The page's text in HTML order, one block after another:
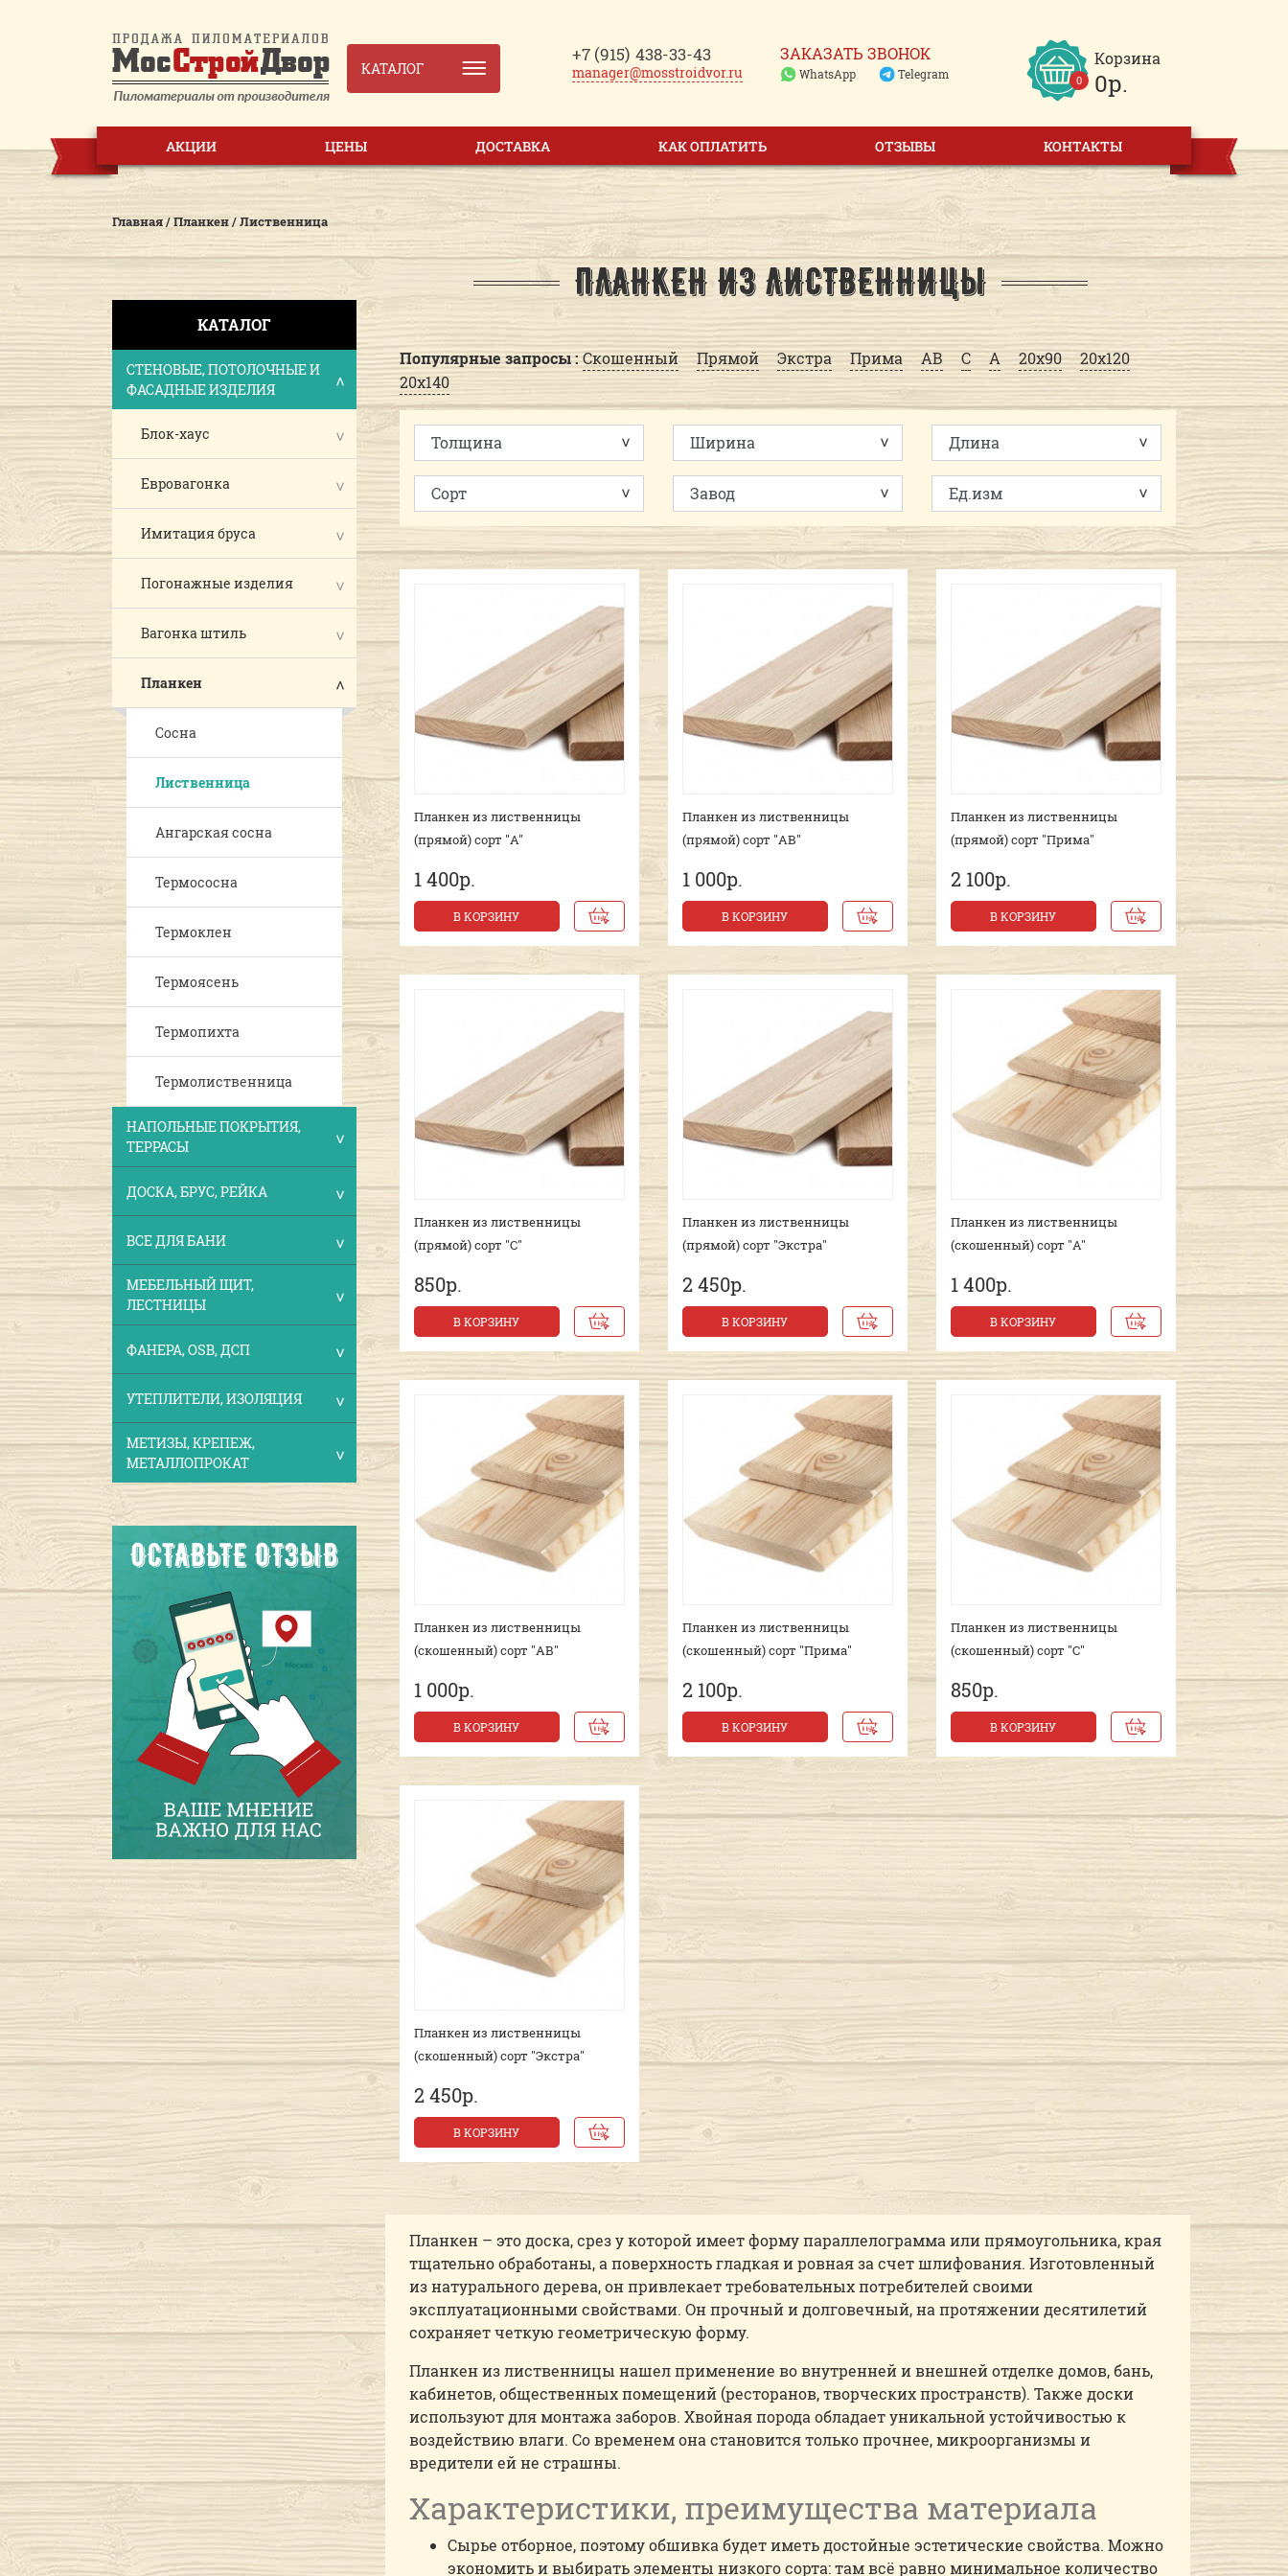
КАТАЛОГ
+7 (915) 438-33-43
manager@mosstroidvor.ru
ЗАКАЗАТЬ ЗВОНОК
WhatsApp Telegram
Корзина
0 0р.
АКЦИИ ЦЕНЫ ДОСТАВКА КАК ОПЛАТИТЬ ОТЗЫВЫ КОНТАКТЫ
Главная/Планкен/Лиственница
ПЛАНКЕН ИЗ ЛИСТВЕННИЦЫ
КАТАЛОГ
СТЕНОВЫЕ, ПОТОЛОЧНЫЕ И
ФАСАДНЫЕ ИЗДЕЛИЯ
Блок-хаус
Евровагонка
Имитация бруса
Погонажные изделия
Вагонка штиль
Планкен
Сосна
Лиственница
Ангарская сосна
Термососна
Термоклен
Термоясень
Термопихта
Термолиственница
НАПОЛЬНЫЕ ПОКРЫТИЯ,
ТЕРРАСЫ
ДОСКА, БРУС, РЕЙКА
ВСЕ ДЛЯ БАНИ
МЕБЕЛЬНЫЙ ЩИТ,
ЛЕСТНИЦЫ
ФАНЕРА, OSB, ДСП
УТЕПЛИТЕЛИ, ИЗОЛЯЦИЯ
МЕТИЗЫ, КРЕПЕЖ,
МЕТАЛЛОПРОКАТ
Популярные запросы :Скошенный Прямой Экстра Прима AB C A 20x90
20x120
20x140
Планкен из лиственницы
(прямой) сорт "A"
1 400р.
В КОРЗИНУ
Планкен из лиственницы
(прямой) сорт "AB"
1 000р.
В КОРЗИНУ
Планкен из лиственницы
(прямой) сорт "Прима"
2 100р.
В КОРЗИНУ
Планкен из лиственницы
(прямой) сорт "С"
850р.
В КОРЗИНУ
Планкен из лиственницы
(прямой) сорт "Экстра"
2 450р.
В КОРЗИНУ
Планкен из лиственницы
(скошенный) сорт "A"
1 400р.
В КОРЗИНУ
Планкен из лиственницы
(скошенный) сорт "AB"
1 000р.
В КОРЗИНУ
Планкен из лиственницы
(скошенный) сорт "Прима"
2 100р.
В КОРЗИНУ
Планкен из лиственницы
(скошенный) сорт "С"
850р.
В КОРЗИНУ
Планкен из лиственницы
(скошенный) сорт "Экстра"
2 450р.
В КОРЗИНУ
Планкен – это доска, срез у которой имеет форму параллелограмма или прямоугольника, края
тщательно обработаны, а поверхность гладкая и ровная за счет шлифования. Изготовленный
из натурального дерева, он привлекает требовательных потребителей своими
эксплуатационными свойствами. Он прочный и долговечный, на протяжении десятилетий
сохраняет четкую геометрическую форму.
Планкен из лиственницы нашел применение во внутренней и внешней отделке домов, бань,
кабинетов, общественных помещений (ресторанов, творческих пространств). Также доски
используют для монтажа заборов. Хвойная порода обладает уникальной устойчивостью к
воздействию влаги. Со временем она становится только прочнее, микроорганизмы и
вредители ей не страшны.
Характеристики, преимущества материала
Сырье отборное, поэтому обшивка будет иметь достойные эстетические свойства. Можно
экономить и выбирать элементы низкого сорта: там всё равно минимальное количество